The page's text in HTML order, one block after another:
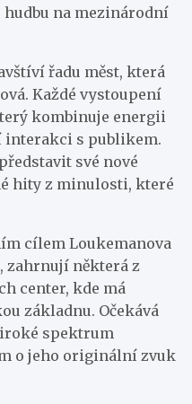
na mezinárodní
řadu měst, která
Každé vystoupení
kombinuje energii
interakci s publikem.
své nové
hity z minulosti, které
cílem Loukemanova
zahrnují některá z
center, kde má
základnu. Očekává
spektrum
o jeho originální zvuk